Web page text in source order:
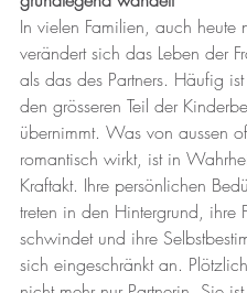
In vielen Familien, auch heute
verändert sich das Leben der
als das des Partners. Häufig
den grösseren Teil der
übernimmt. Was von aussen
romantisch wirkt, ist in
Kraftakt. Ihre persönlichen
treten in den Hintergrund, ihre
schwindet und ihre
sich eingeschränkt an.